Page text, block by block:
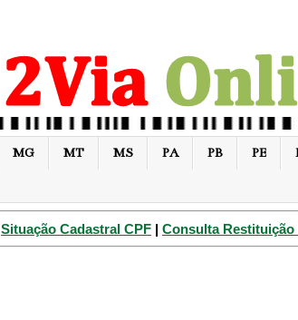
MG MT MS PA PB PE
Situação Cadastral CPF | Consulta Restituição